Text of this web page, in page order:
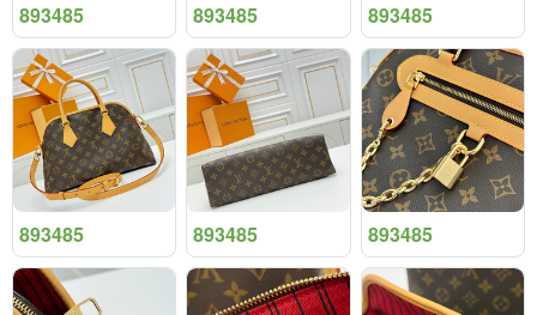
893485 893485 893485
893485 893485 893485